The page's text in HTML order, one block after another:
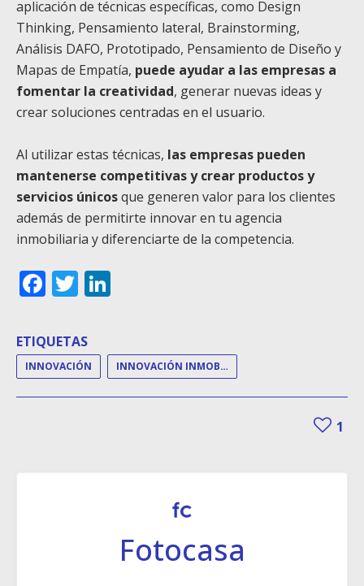
aplicación de técnicas específicas, como Design
Thinking, Pensamiento lateral, Brainstorming,
Análisis DAFO, Prototipado, Pensamiento de Diseño y
Mapas de Empatía, puede ayudar a las empresas a
fomentar la creatividad, generar nuevas ideas y
crear soluciones centradas en el usuario.
Al utilizar estas técnicas, las empresas pueden
mantenerse competitivas y crear productos y
servicios únicosque generen valor para los clientes
además de permitirte innovar en tu agencia
inmobiliaria y diferenciarte de la competencia.
Facebook
Twitter
ETIQUETAS
INNOVACIÓN INNOVACIÓN INMOBILIARIA
1
Fotocasa